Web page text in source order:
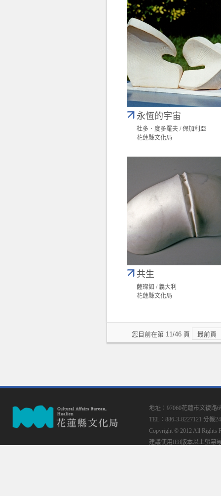
永恆的宇宙
杜多．度多羅夫 / 保加利亞
花蓮縣文化局
共生
薩璨如 / 義大利
花蓮縣文化局
您目前在第 11/46 頁 最前頁
地址：97060花蓮市文復路
TEL：886-3-8227121 分機
Copyright © 2012 All Rights
建議使用IE8版本以上螢幕